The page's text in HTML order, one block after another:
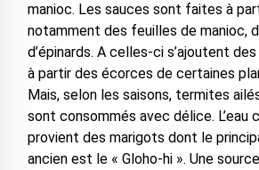
manioc. Les sauces sont faites à
notamment des feuilles de manioc,
d’épinards. A celles-ci s’ajoutent
à partir des écorces de certaines
Mais, selon les saisons, termites
sont consommés avec délice. L’eau
provient des marigots dont le
ancien est le « Gloho-hi ». Une